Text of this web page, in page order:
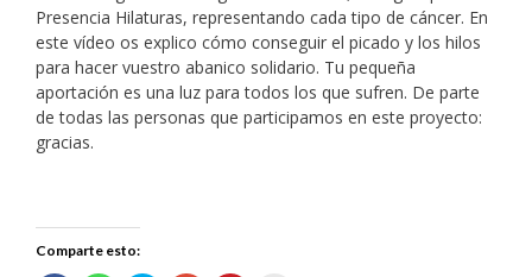
Presencia Hilaturas, representando cada tipo de cáncer. En
este vídeo os explico cómo conseguir el picado y los hilos
para hacer vuestro abanico solidario. Tu pequeña
aportación es una luz para todos los que sufren. De parte
de todas las personas que participamos en este proyecto:
gracias.
Comparte esto: